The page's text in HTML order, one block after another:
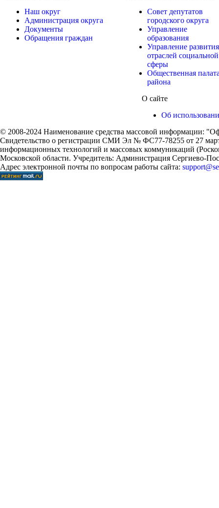
Наш округ
Администрация округа
Документы
Обращения граждан
Совет депутатов
городского округа
Управление
образования
Управление развития
отраслей социальной
сферы
Общественная
района
О сайте
Об
© 2008-2024 Наименование средства массовой информации:
Свидетельство о регистрации СМИ Эл № ФС77-78255 от 27
информационных технологий и массовых коммуникаций
Московской области. Учредитель: Администрация Сергиево-
Адрес электронной почты по вопросам работы сайта: